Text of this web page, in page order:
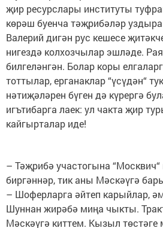
җир ресурслары институты
көрәш буенча тәҗрибәләр уздыра
Валерий дигән рус кешесе
нигездә колхозчылар эшләде.
билгеләнгән. Болар коры
тоттылар, ерганаклар “үсүдән“
нәтиҗәләрен бүген дә күрергә
игътибарга лаек: ул чакта җир
кайгырталар иде!
– Тәҗрибә участогына
биргәннәр, тик аны Мәскәүгә
– Шоферларга әйтеп карыйлар,
Шуннан жирәбә миңа чыкты.
Мәскәүгә киттем. Кызыл